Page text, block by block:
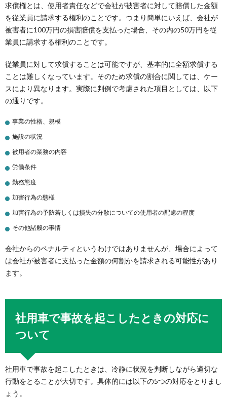
求償権とは、使用者責任などで会社が被害者に対して賠償した金額
を従業員に請求する権利のことです。つまり簡単にいえば、会社が
被害者に100万円の損害賠償を支払った場合、その内の50万円を従
業員に請求する権利のことです。
従業員に対して求償することは可能ですが、基本的に全額求償する
ことは難しくなっています。そのため求償の割合に関しては、ケー
スにより異なります。実際に判例で考慮された項目としては、以下
の通りです。
事業の性格、規模
施設の状況
被用者の業務の内容
労働条件
勤務態度
加害行為の態様
加害行為の予防若しくは損失の分散についての使用者の配慮の程度
その他諸般の事情
会社からのペナルティというわけではありませんが、場合によって
は会社が被害者に支払った金額の何割かを請求される可能性があり
ます。
社用車で事故を起こしたときの対応に
ついて
社用車で事故を起こしたときは、冷静に状況を判断しながら適切な
行動をとることが大切です。具体的には以下の5つの対応をとりまし
ょう。